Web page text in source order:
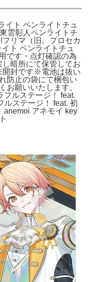
イト ペンライトチュ
雲彰人ペンライトチ
リマ（旧。プロセカ
ト ペンライトチュ
です・点灯確認の為
暗所にて保管してお
開封です※電池は抜い
防止の袋にて梱包い
お願いいたします。
フルステージ！ feat.
ルステージ！ feat. 初
anemoi アネモイ key